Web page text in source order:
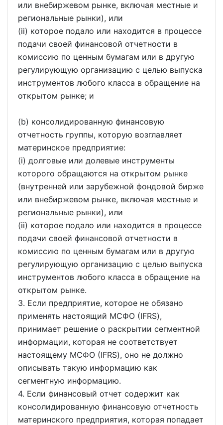
или внебиржевом рынке, включая местные и
региональные рынки), или
(ii) которое подало или находится в процессе
подачи своей финансовой отчетности в
комиссию по ценным бумагам или в другую
регулирующую организацию с целью выпуска
инструментов любого класса в обращение на
открытом рынке; и
(b) консолидированную финансовую
отчетность группы, которую возглавляет
материнское предприятие:
(i) долговые или долевые инструменты
которого обращаются на открытом рынке
(внутренней или зарубежной фондовой бирже
или внебиржевом рынке, включая местные и
региональные рынки), или
(ii) которое подало или находится в процессе
подачи своей финансовой отчетности в
комиссию по ценным бумагам или в другую
регулирующую организацию с целью выпуска
инструментов любого класса в обращение на
открытом рынке.
3. Если предприятие, которое не обязано
применять настоящий МСФО (IFRS),
принимает решение о раскрытии сегментной
информации, которая не соответствует
настоящему МСФО (IFRS), оно не должно
описывать такую информацию как
сегментную информацию.
4. Если финансовый отчет содержит как
консолидированную финансовую отчетность
материнского предприятия, которая попадает